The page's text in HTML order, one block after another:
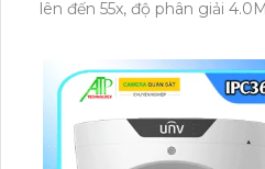
lên đến 55x, độ phân giải